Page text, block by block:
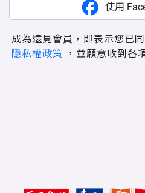
使用
成為遠見會員，即表示您已
隱私權政策 ，並願意收到各